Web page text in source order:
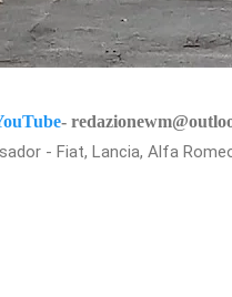
-
- Fiat, Lancia, Alfa